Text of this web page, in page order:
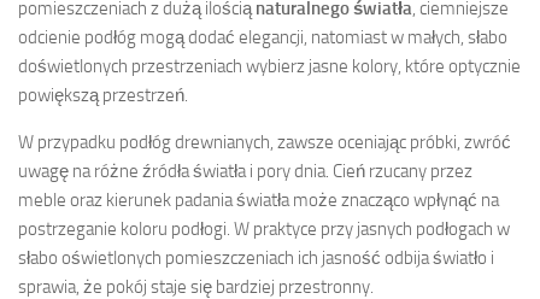
pomieszczeniach z dużą ilością naturalnego światła , ciemniejsze
odcienie podłóg mogą dodać elegancji, natomiast w małych, słabo
doświetlonych przestrzeniach wybierz jasne kolory, które optycznie
powiększą przestrzeń.
W przypadku podłóg drewnianych, zawsze oceniając próbki, zwróć
uwagę na różne źródła światła i pory dnia. Cień rzucany przez
meble oraz kierunek padania światła może znacząco wpłynąć na
postrzeganie koloru podłogi. W praktyce przy jasnych podłogach w
słabo oświetlonych pomieszczeniach ich jasność odbija światło i
sprawia, że pokój staje się bardziej przestronny.